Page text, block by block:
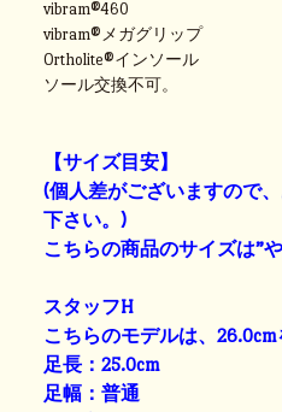
vibram®460
vibram®メガグリップ
Ortholite®インソール
ソール交換不可。
【サイズ目安】
(個人差がございますので
下さい。)
こちらの商品のサイズは”
スタッフH
こちらのモデルは、26.0cm
足長：25.0cm
足幅：普通